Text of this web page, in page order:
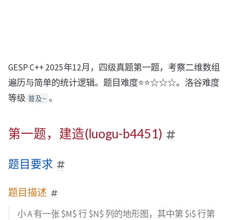
GESP C++ 2025年12月，四级真题第一题，考察二维数组
遍历与简单的统计逻辑。题目难度⭐⭐☆☆☆。洛谷难度
等级 普及− 。
第一题，建造(luogu-b4451)
题目要求
题目描述
小 A 有一张 $M$ 行 $N$ 列的地形图，其中第 $i$ 行第